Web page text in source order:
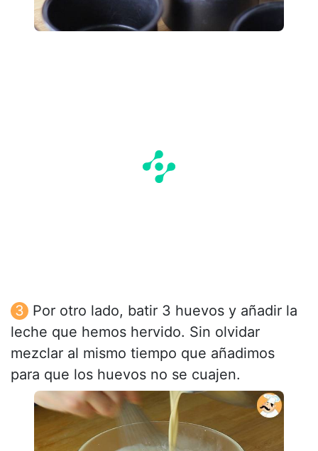
Por otro lado, batir 3 huevos y añadir la
leche que hemos hervido. Sin olvidar
mezclar al mismo tiempo que añadimos
para que los huevos no se cuajen.